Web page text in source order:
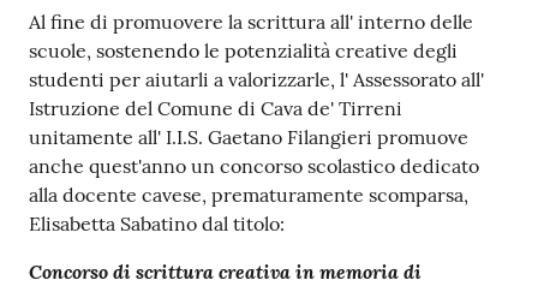
Contenuto
Al fine di promuovere la scrittura all' interno delle
scuole, sostenendo le potenzialità creative degli
studenti per aiutarli a valorizzarle, l' Assessorato all'
Istruzione del Comune di Cava de' Tirreni
unitamente all' I.I.S. Gaetano Filangieri promuove
anche quest'anno un concorso scolastico dedicato
alla docente cavese, prematuramente scomparsa,
Elisabetta Sabatino dal titolo:
Concorso di scrittura creativa in memoria di